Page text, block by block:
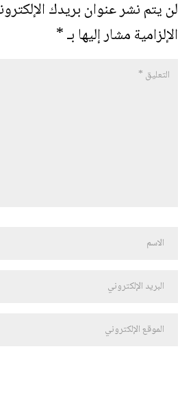
لن يتم نشر عنوان بريدك
الإلزامية مشار إليها بـ*